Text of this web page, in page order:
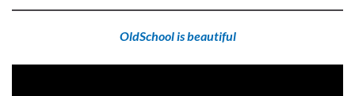
OldSchool is beautiful